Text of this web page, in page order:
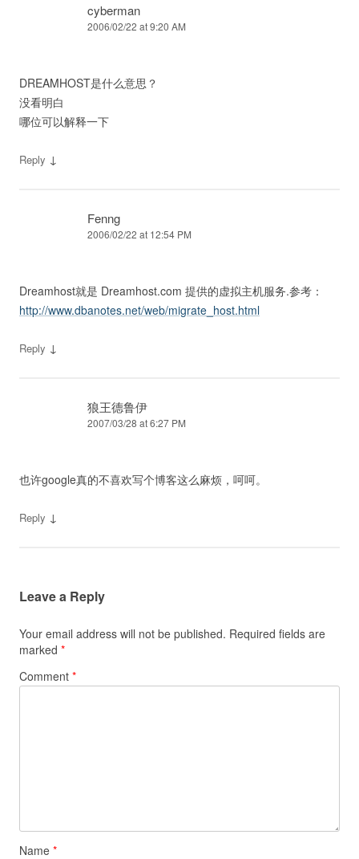
cyberman
2006/02/22 at 9:20 AM
DREAMHOST是什么意思？
没看明白
哪位可以解释一下
Reply ↓
Fenng
2006/02/22 at 12:54 PM
Dreamhost就是 Dreamhost.com 提供的虚拟主机服务.参考：
http://www.dbanotes.net/web/migrate_host.html
Reply ↓
狼王德鲁伊
2007/03/28 at 6:27 PM
也许google真的不喜欢写个博客这么麻烦，呵呵。
Reply ↓
Leave a Reply
Your email address will not be published. Required fields are
marked *
Comment *
Name *